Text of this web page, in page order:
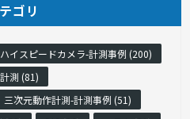
ゴリ
ハイスピードカメラ-計測事例 (200)
測 (81)
三次元動作計測-計測事例 (51)